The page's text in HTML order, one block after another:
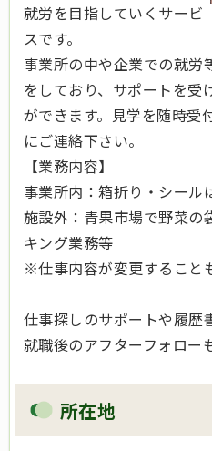
就労を目指していくサービ
スです。
事業所の中や企業での就労
をしており、サポートを受
ができます。見学を随時受
にご連絡下さい。
【業務内容】
事業所内：箱折り・シール
施設外：青果市場で野菜の
キング業務等
※仕事内容が変更すること
仕事探しのサポートや履歴
就職後のアフターフォロー
所在地